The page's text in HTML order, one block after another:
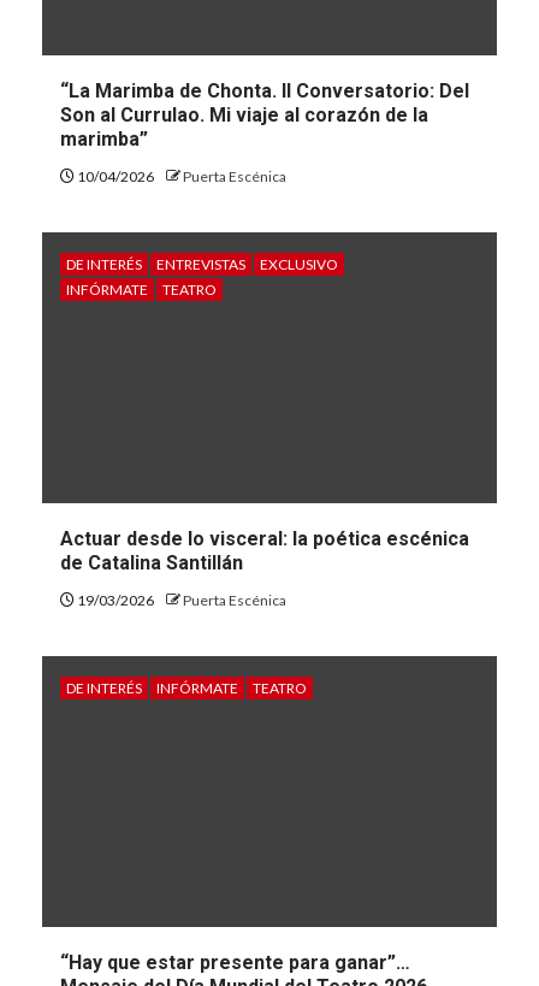
“La Marimba de Chonta. II Conversatorio: Del
Son al Currulao. Mi viaje al corazón de la
marimba”
10/04/2026 Puerta Escénica
DE INTERÉS ENTREVISTAS
EXCLUSIVO
INFÓRMATE
TEATRO
Actuar desde lo visceral: la poética escénica
de Catalina Santillán
19/03/2026 Puerta Escénica
DE INTERÉS INFÓRMATE TEATRO
“Hay que estar presente para ganar”…